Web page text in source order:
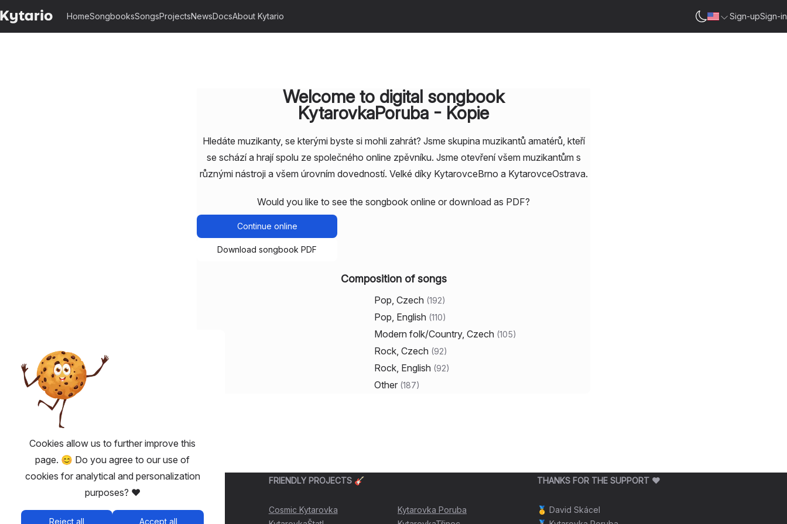
HomeSongbooksSongsProjectsNewsDocsAbout Kytario Sign-upSign-in
Welcome to digital songbook
KytarovkaPoruba - Kopie
Hledáte muzikanty, se kterými byste si mohli zahrát? Jsme skupina muzikantů amatérů, kteří
se schází a hrají spolu ze společného online zpěvníku. Jsme otevření všem muzikantům s
různými nástroji a všem úrovním dovedností. Velké díky KytarovceBrno a KytarovceOstrava.
Would you like to see the songbook online or download as PDF?
Continue online
Download songbook PDF
Composition of songs
Pop, Czech (192)
Pop, English (110)
Modern folk/Country, Czech (105)
Rock, Czech (92)
Rock, English (92)
Other (187)
USEFUL 💡
Fairplay - ticketing without fees
FRIENDLY PROJECTS 🎸
Cosmic Kytarovka
Kytarovka Poruba
THANKS FOR THE SUPPORT ❤️
🥇 David Skácel
Cookies allow us to further improve this
page. 😊 Do you agree to our use of
cookies for analytical and personalization
purposes? ❤️
Reject all Accept all